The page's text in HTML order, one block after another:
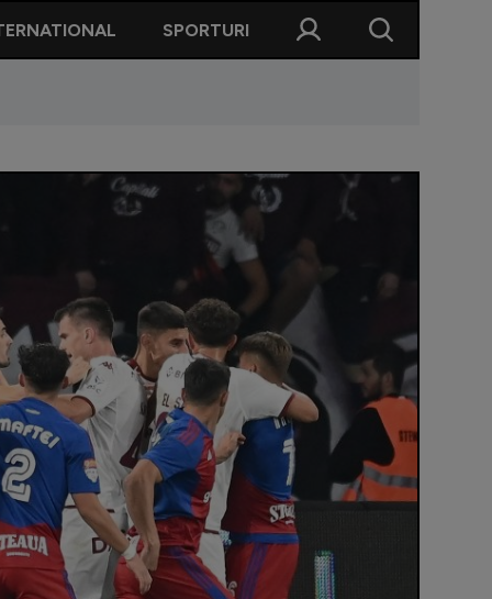
SPORTURI
Rapidului cu CSA și FCSB: ”Trăim alte vremuri!”.